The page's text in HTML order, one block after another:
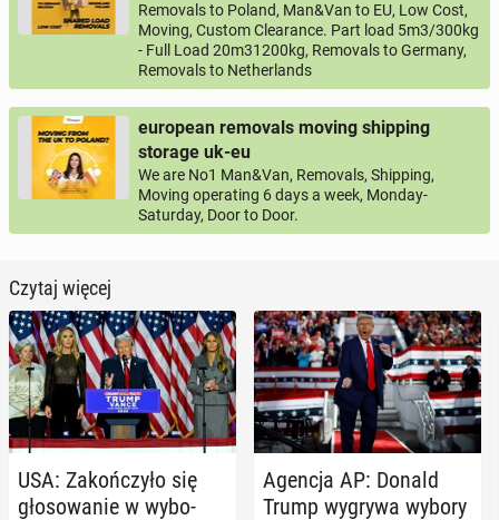
Removals to Poland, Man&Van to EU, Low Cost,
Moving, Custom Clearance. Part load 5m3/300kg
- Full Load 20m31200kg, Removals to Germany,
Removals to Netherlands
european removals moving shipping
storage uk-eu
We are No1 Man&Van, Removals, Shipping,
Moving operating 6 days a week, Monday-
Saturday, Door to Door.
Czytaj więcej
USA: Za­koń­czy­ło się
gło­so­wa­nie w wy­bo­
Agencja AP: Donald
Trump wygrywa wybory